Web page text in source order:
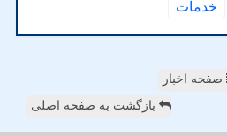
خدمات
صفحه اخبار
بازگشت به صفحه اصلی